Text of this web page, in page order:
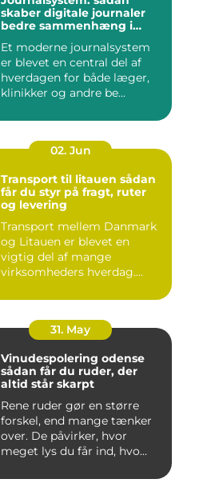
skaber digitale journaler
bedre sammenhæng i
Et moderne journalsystem
er blevet en central del af
hverdagen for både læger,
klinikker og andre be...
02. Jun
Transport til litauen sådan
får du styr på fragt, ruter
og levering
Transport mellem Danmark
og Litauen er blevet en
vigtig del af mange
virksomheders hverdag.
31. May
Vinudespolering odense
sådan får du ruder, der
altid står skarpt
Rene ruder gør en større
forskel, end mange tænker
over. De påvirker, hvor
meget lys du får ind, hvo...